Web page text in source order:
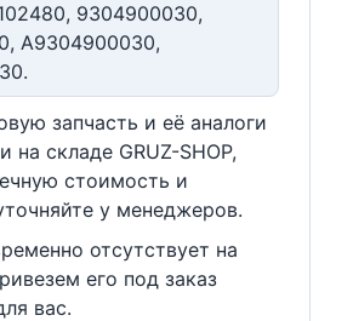
9304900030,
A9304900030,
запчасть и её аналоги
на складе GRUZ-SHOP,
стоимость и
у менеджеров.
отсутствует на
его под заказ
вас.